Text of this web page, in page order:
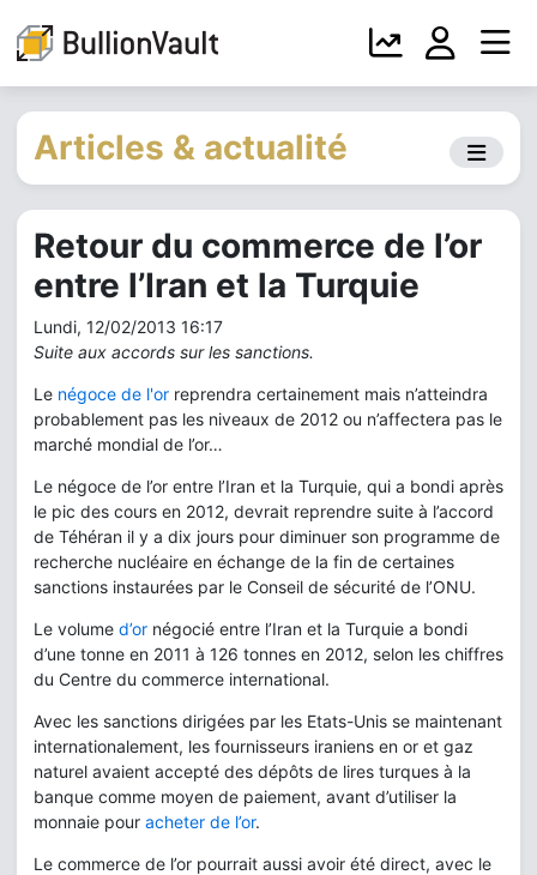
Articles & actualité
Retour du commerce de l’or
entre l’Iran et la Turquie
Lundi, 12/02/2013 16:17
Suite aux accords sur les sanctions.
Le négoce de l'or reprendra certainement mais n’atteindra
probablement pas les niveaux de 2012 ou n’affectera pas le
marché mondial de l’or…
Le négoce de l’or entre l’Iran et la Turquie, qui a bondi après
le pic des cours en 2012, devrait reprendre suite à l’accord
de Téhéran il y a dix jours pour diminuer son programme de
recherche nucléaire en échange de la fin de certaines
sanctions instaurées par le Conseil de sécurité de l’ONU.
Le volume d’or négocié entre l’Iran et la Turquie a bondi
d’une tonne en 2011 à 126 tonnes en 2012, selon les chiffres
du Centre du commerce international.
Avec les sanctions dirigées par les Etats-Unis se maintenant
internationalement, les fournisseurs iraniens en or et gaz
naturel avaient accepté des dépôts de lires turques à la
banque comme moyen de paiement, avant d’utiliser la
monnaie pour acheter de l’or.
Le commerce de l’or pourrait aussi avoir été direct, avec le